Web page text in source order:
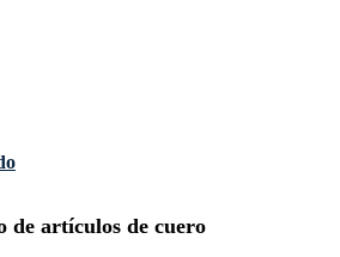
de artículos de cuero